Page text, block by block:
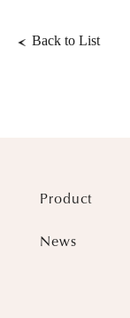
Back to List
Product
News